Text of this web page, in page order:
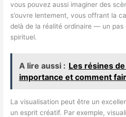
vous pouvez aussi imaginer des
s’ouvre lentement, vous offrant la
delà de la réalité ordinaire — un pas
spirituel.
A lire aussi : Les résines
importance et comment
La visualisation peut être un
un esprit créatif. Par exemple,